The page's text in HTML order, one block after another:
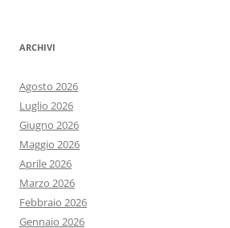
ARCHIVI
Agosto 2026
Luglio 2026
Giugno 2026
Maggio 2026
Aprile 2026
Marzo 2026
Febbraio 2026
Gennaio 2026